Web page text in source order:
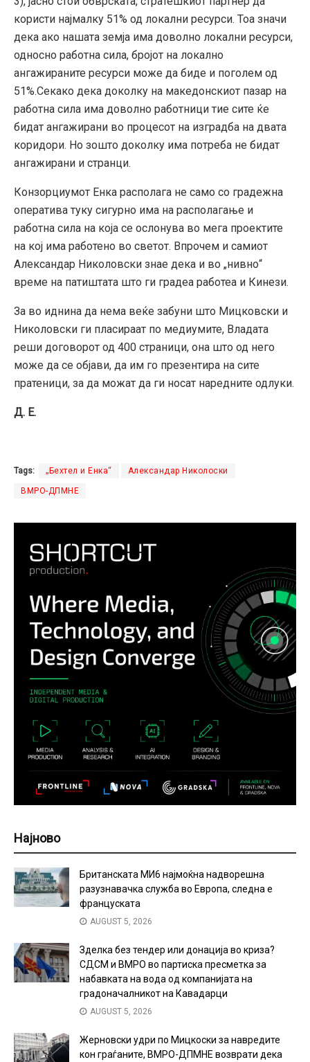
користи најмалку 51% од локални ресурси. Тоа значи
дека ако нашата земја има доволно локални ресурси,
односно работна сила, бројот на локално
ангажираните ресурси може да биде и поголем од
51%.Секако дека доколку на македонскиот пазар на
работна сила има доволно работници тие сите ќе
бидат ангажирани во процесот на изградба на двата
коридори. Но зошто доколку има потреба не бидат
ангажирани и странци.
Конзорциумот Енка располага не само со градежна
оператива туку сигурно има на располагање и
работна сила на која се ослонува во мега проектите
на кој има работено во светот. Впрочем и самиот
Александар Николовски знае дека и во „нивно“
време на патиштата што ги градеа работеа и Кинези.
За во иднина да нема веќе забуни што Мицковски и
Николовски ги пласираат по медиумите, Владата
реши договорот од 400 страници, она што од него
може да се објави, да им го презентира на сите
пратеници, за да можат да ги носат наредните одлуки.
Д. Е.
Tags: „Бехтел и Енка“ Александар Николоски
ВМРО-ДПМНЕ
Најново
Британската МИ6 најмоќна надворешна
разузнавачка служба во Европа, следна е
француската
AUGUST 5, 2026
Зделка без тендер или донација во криза?
СДСМ и ВМРО во партиска пресметка за
набавката на вода од компанијата на
градоначалникот на Кавадарци
AUGUST 5, 2026
Жерновски удри по Мицкоски за навредите
кон граѓаните, ВМРО-ДПМНЕ возврати дека